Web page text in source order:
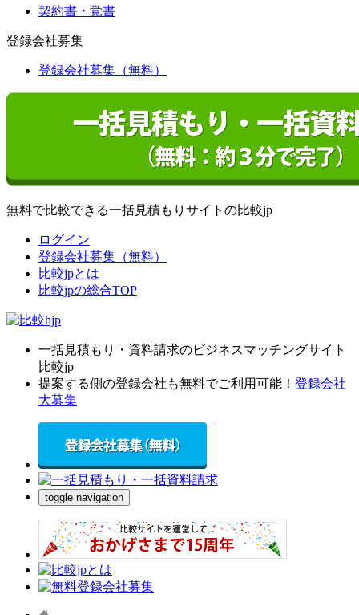
契約書・覚書
登録会社募集
登録会社募集（無料）
無料で比較できる一括見積もりサイトの比較jp
ログイン
登録会社募集（無料）
比較jpとは
比較jpの総合TOP
一括見積もり・資料請求のビジネスマッチングサイト
比較jp
提案する側の登録会社も無料でご利用可能！ 登録会社
大募集
toggle navigation